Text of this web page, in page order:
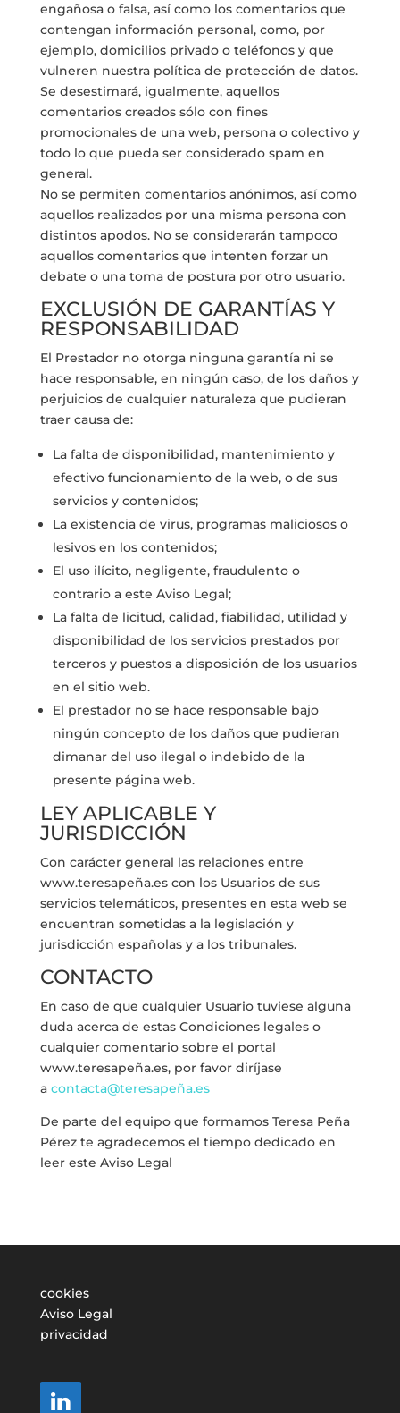
engañosa o falsa, así como los comentarios que
contengan información personal, como, por
ejemplo, domicilios privado o teléfonos y que
vulneren nuestra política de protección de datos.
Se desestimará, igualmente, aquellos
comentarios creados sólo con fines
promocionales de una web, persona o colectivo y
todo lo que pueda ser considerado spam en
general.
No se permiten comentarios anónimos, así como
aquellos realizados por una misma persona con
distintos apodos. No se considerarán tampoco
aquellos comentarios que intenten forzar un
debate o una toma de postura por otro usuario.
EXCLUSIÓN DE GARANTÍAS Y
RESPONSABILIDAD
El Prestador no otorga ninguna garantía ni se
hace responsable, en ningún caso, de los daños y
perjuicios de cualquier naturaleza que pudieran
traer causa de:
La falta de disponibilidad, mantenimiento y
efectivo funcionamiento de la web, o de sus
servicios y contenidos;
La existencia de virus, programas maliciosos o
lesivos en los contenidos;
El uso ilícito, negligente, fraudulento o
contrario a este Aviso Legal;
La falta de licitud, calidad, fiabilidad, utilidad y
disponibilidad de los servicios prestados por
terceros y puestos a disposición de los usuarios
en el sitio web.
El prestador no se hace responsable bajo
ningún concepto de los daños que pudieran
dimanar del uso ilegal o indebido de la
presente página web.
LEY APLICABLE Y
JURISDICCIÓN
Con carácter general las relaciones entre
www.teresapeña.es con los Usuarios de sus
servicios telemáticos, presentes en esta web se
encuentran sometidas a la legislación y
jurisdicción españolas y a los tribunales.
CONTACTO
En caso de que cualquier Usuario tuviese alguna
duda acerca de estas Condiciones legales o
cualquier comentario sobre el portal
www.teresapeña.es, por favor diríjase
a contacta@teresapeña.es
De parte del equipo que formamos Teresa Peña
Pérez te agradecemos el tiempo dedicado en
leer este Aviso Legal
cookies
Aviso Legal
privacidad